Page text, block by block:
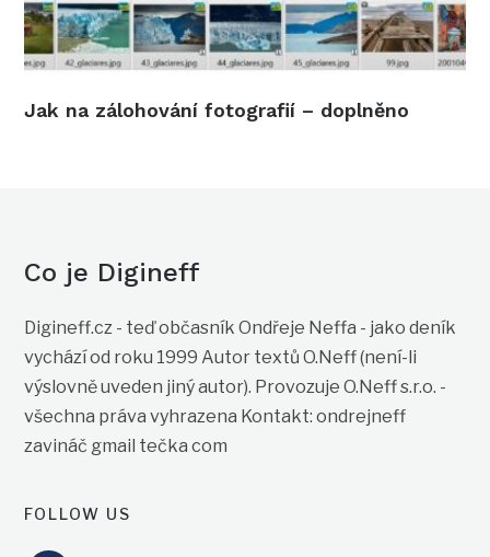
Jak na zálohování fotografií – doplněno
Co je Digineff
Digineff.cz - teď občasník Ondřeje Neffa - jako deník
vychází od roku 1999 Autor textů O.Neff (není-li
výslovně uveden jiný autor). Provozuje O.Neff s.r.o. -
všechna práva vyhrazena Kontakt: ondrejneff
zavináč gmail tečka com
FOLLOW US